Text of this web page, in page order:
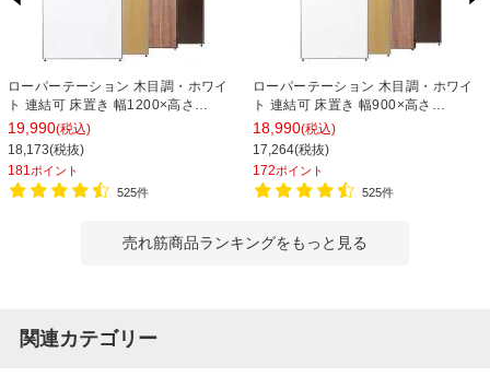
ローパーテーション 木目調・ホワイ
ト 連結可 床置き 幅1200×高さ
1800mm パーティション 衝立 間仕切
り オフィス 目隠し
19,990(税込)
18,173(税抜)
181ポイント
525件
ローパーテーション 木目調・ホワイ
ト 連結可 床置き 幅900×高さ
1800mm パーティション 衝立 間仕切
り オフィス 目隠し
18,990(税込)
17,264(税抜)
172ポイント
525件
売れ筋商品ランキングをもっと見る
関連カテゴリー